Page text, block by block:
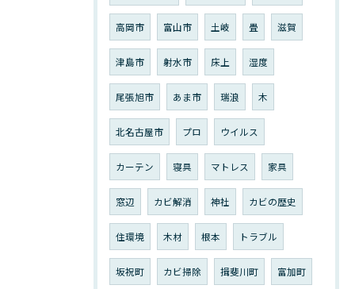
高岡市 富山市 土岐 畳 滋賀
津島市 射水市 床上 湿度
尾張旭市 あま市 瑞浪 木
北名古屋市 プロ ウイルス
カーテン 寝具 マトレス 家具
窓辺 カビ解消 神社 カビの歴史
住環境 木材 根本 トラブル
坂祝町 カビ掃除 揖斐川町 富加町